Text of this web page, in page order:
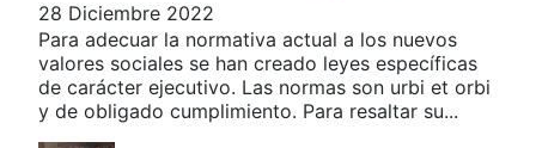
28 Diciembre 2022
Para adecuar la normativa actual a los nuevos
valores sociales se han creado leyes específicas
de carácter ejecutivo. Las normas son urbi et orbi
y de obligado cumplimiento. Para resaltar su...